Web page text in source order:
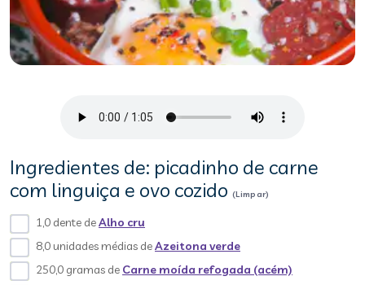
Ingredientes de: picadinho de carne
com linguiça e ovo cozido (Limpar)
1,0 dente deAlho cru
8,0 unidades médias deAzeitona verde
250,0 gramas de Carne moída refogada (acém)